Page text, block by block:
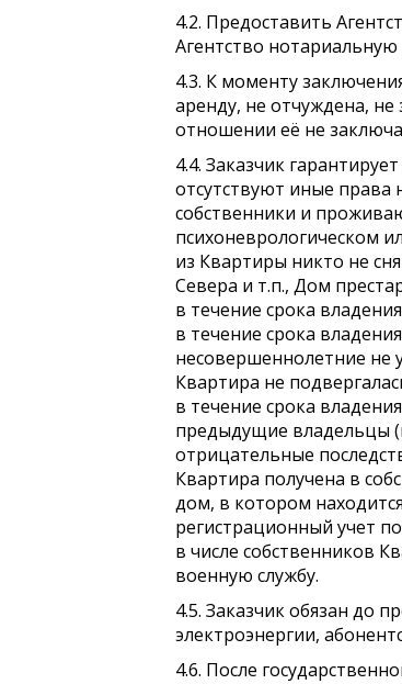
4.2. Предоставить
Агентство
4.3. К моменту
аренду, не отчуждена,
отношении её не
4.4. Заказчик
отсутствуют иные права
собственники и
психоневрологическом
из Квартиры никто не
Севера и т.п., Дом
в течение срока
в течение срока
несовершеннолетние не
Квартира не
в течение срока
предыдущие владельцы
отрицательные
Квартира получена в
дом, в котором
регистрационный учет
в числе собственников
военную службу.
4.5. Заказчик обязан до
электроэнергии,
4.6. После